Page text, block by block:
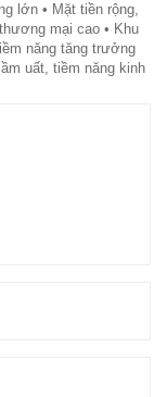
lớn • Mặt tiền rộng,
mại cao • Khu
năng tăng trưởng
uất, tiềm năng kinh